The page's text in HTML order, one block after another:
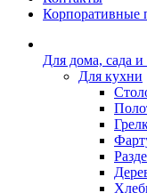
Корпоративные
Для дома, сада и
Для кухни